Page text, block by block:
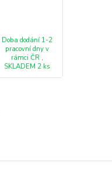
Doba dodání 1-2
pracovní dny v
rámci ČR ,
SKLADEM 2 ks